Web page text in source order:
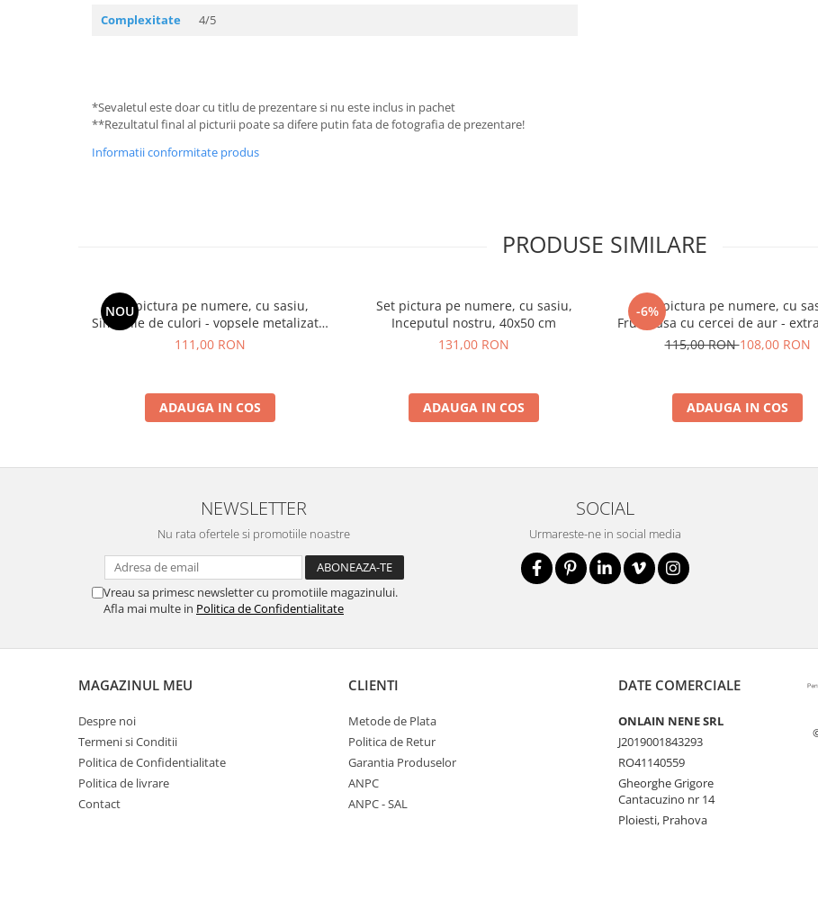
Complexitate
4/5
*Sevaletul este doar cu titlu de prezentare si nu este inclus in pachet
**Rezultatul final al picturii poate sa difere putin fata de fotografia de prezentare!
Informatii conformitate produs
PRODUSE SIMILARE
NOU
Set pictura pe numere, cu sasiu,
Simfonie de culori - vopsele metalizate,
40x50 cm
111,00 RON
ADAUGA IN COS
Set pictura pe numere, cu sasiu,
Inceputul nostru, 40x50 cm
131,00 RON
ADAUGA IN COS
-6%
Set pictura pe numere, cu
Frumoasa cu cercei de aur -
metalizate, 40x50 cm
115,00 RON108,00 RON
ADAUGA IN COS
NEWSLETTER
Nu rata ofertele si promotiile noastre
Vreau sa primesc newsletter cu promotiile magazinului.
Afla mai multe in Politica de Confidentialitate
SOCIAL
Urmareste-ne in social media
MAGAZINUL MEU
Despre noi
Termeni si Conditii
Politica de Confidentialitate
Politica de livrare
Contact
CLIENTI
Metode de Plata
Politica de Retur
Garantia Produselor
ANPC
ANPC - SAL
DATE COMERCIALE
ONLAIN NENE SRL
J2019001843293
RO41140559
Gheorghe Grigore
Cantacuzino nr 14
Ploiesti, Prahova